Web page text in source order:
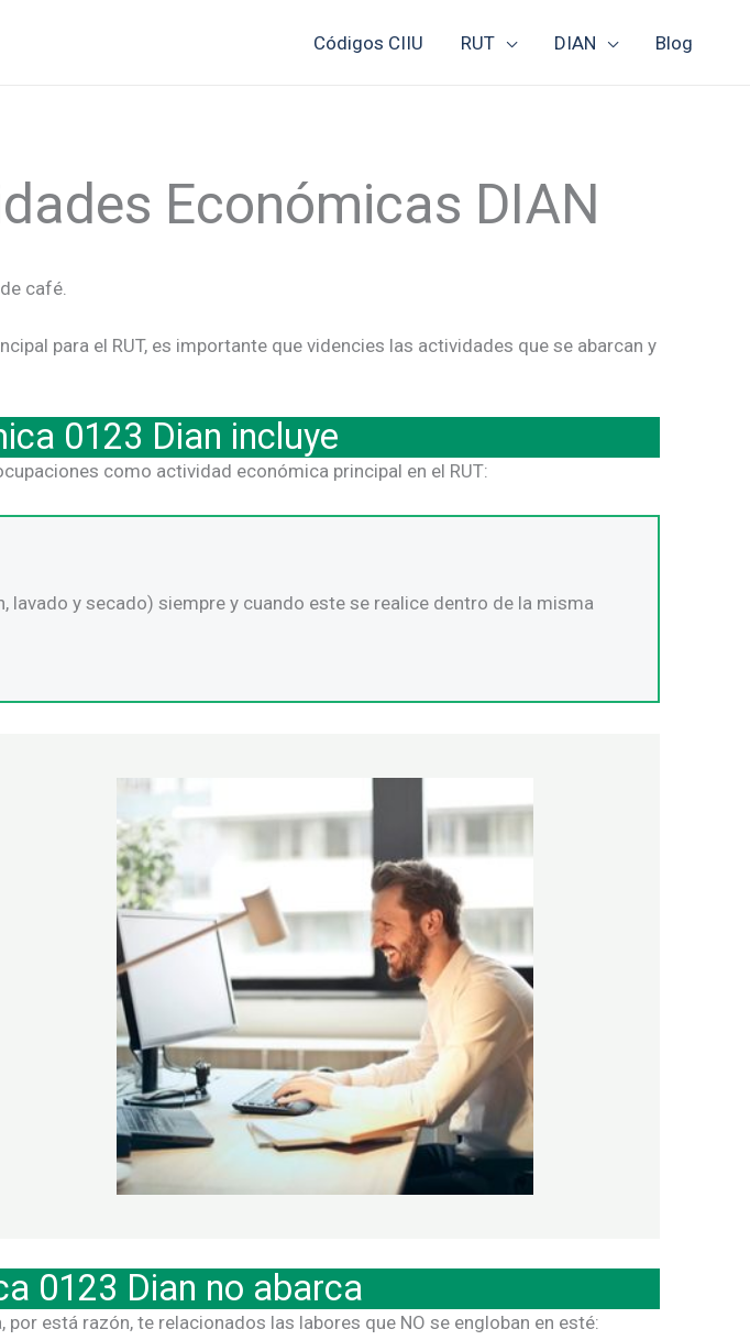
Códigos CIIU RUT DIAN Blog
Económicas DIAN
café.
para el RUT, es importante que videncies las actividades que se abarcan y
0123 Dian incluye
como actividad económica principal en el RUT:
y secado) siempre y cuando este se realice dentro de la misma
0123 Dian no abarca
está razón, te relacionados las labores que NO se engloban en esté: